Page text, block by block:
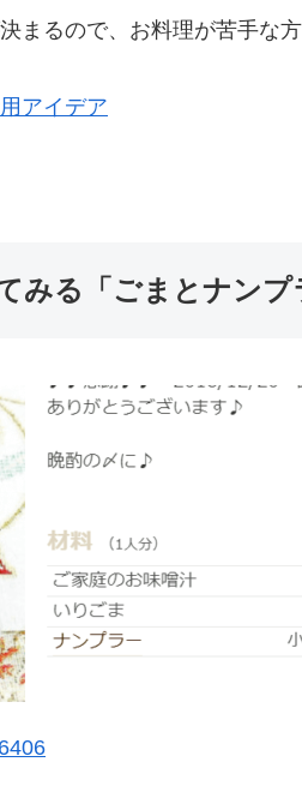
まるので、お料理が苦手な
アイデア
みる「ごまとナンプ